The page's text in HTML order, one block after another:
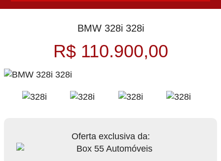
BMW 328i 328i
R$ 110.900,00
Oferta exclusiva da: